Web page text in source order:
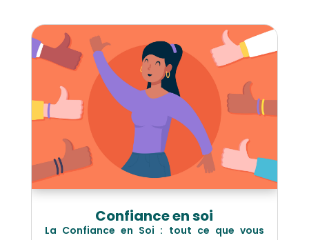
Confiance en soi
La Confiance en Soi : tout ce que vous